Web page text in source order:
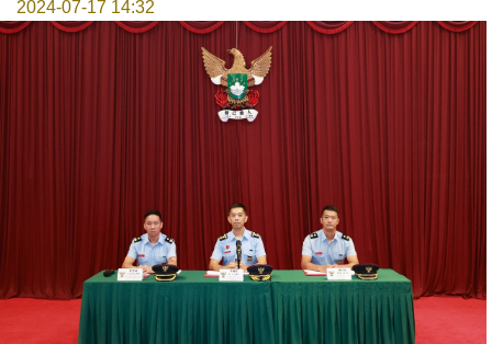
2024-07-17 14:32